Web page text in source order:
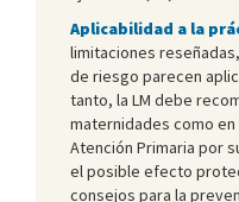
Aplicabilidad a la
limitaciones
de riesgo parecen
tanto, la LM debe
maternidades como
Atención Primaria por
el posible efecto
consejos para la